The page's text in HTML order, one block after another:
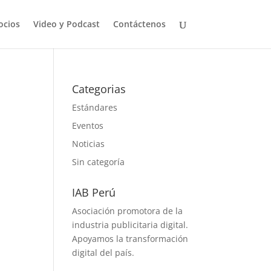
Video y Podcast Contáctenos
Categorias
Estándares
Eventos
Noticias
Sin categoría
IAB Perú
Asociación promotora de la
industria publicitaria digital.
Apoyamos la transformación
digital del país.